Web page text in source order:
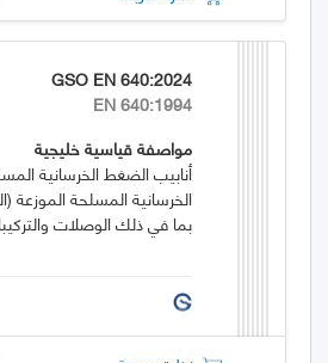
GSO EN 640:2024
EN 640:1994
مواصفة قياسية خليجية
أنابيب الضغط الخرسانية
الخرسانية المسلحة الموزعة
بما في ذلك الوصلات